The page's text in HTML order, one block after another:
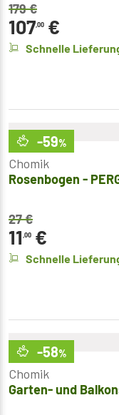
179€
107,00 €
Schnelle
-59%
Chomik
Rosenbogen -
27€
11 ,00 €
Schnelle
-58%
Chomik
Garten- und